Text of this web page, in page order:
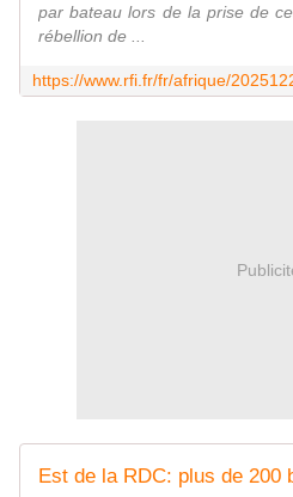
par bateau lors de la prise de
rébellion de ...